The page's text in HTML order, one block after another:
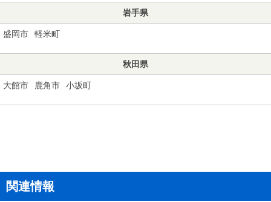
岩手県
盛岡市 軽米町
秋田県
大館市 鹿角市 小坂町
関連情報